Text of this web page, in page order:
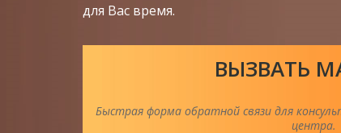
для Вас время.
ВЫЗВАТЬ
Быстрая форма обратной связи для
центра.